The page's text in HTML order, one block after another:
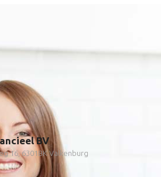
BV
16, 6301BK Valkenburg